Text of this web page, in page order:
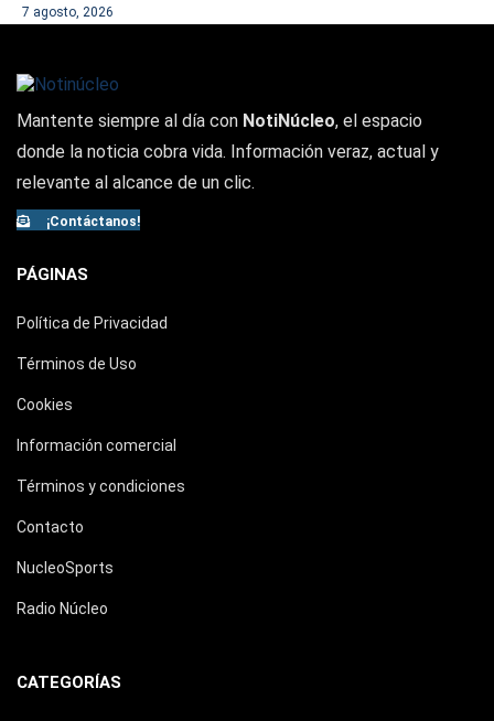
7 agosto, 2026
Mantente siempre al día con NotiNúcleo, el espacio
donde la noticia cobra vida. Información veraz, actual y
relevante al alcance de un clic.
¡Contáctanos!
PÁGINAS
Política de Privacidad
Términos de Uso
Cookies
Información comercial
Términos y condiciones
Contacto
NucleoSports
Radio Núcleo
CATEGORÍAS